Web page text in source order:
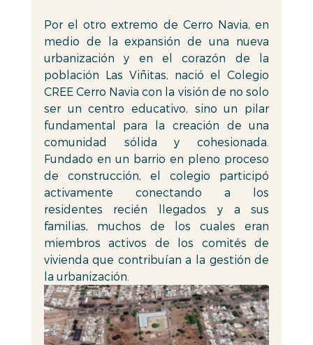
Por el otro extremo de Cerro Navia, en
medio de la expansión de una nueva
urbanización y en el corazón de la
población Las Viñitas, nació el Colegio
CREE Cerro Navia con la visión de no solo
ser un centro educativo, sino un pilar
fundamental para la creación de una
comunidad sólida y cohesionada.
Fundado en un barrio en pleno proceso
de construcción, el colegio participó
activamente conectando a los
residentes recién llegados y a sus
familias, muchos de los cuales eran
miembros activos de los comités de
vivienda que contribuían a la gestión de
la urbanización.